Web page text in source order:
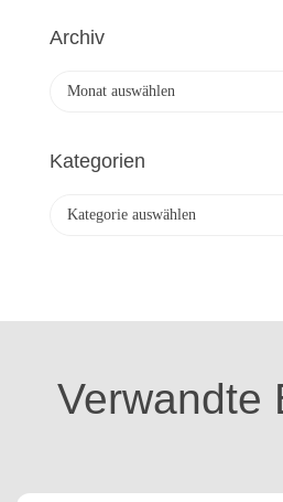
Archiv
h
Kategorien
o
Verwandte